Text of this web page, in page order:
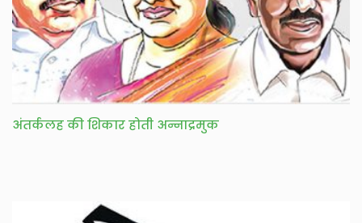
अंतर्कलह की शिकार होती अन्नाद्रमुक